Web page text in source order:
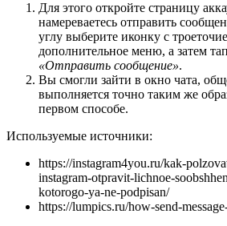
Для этого откройте страницу
намереваетесь отправить
углу выберите иконку с
дополнительное меню, а затем
«Отправить сообщение».
Вы смогли зайти в окно чата,
выполняется точно таким же
первом способе.
Используемые источники:
https://instagram4you.ru/kak-
instagram-otpravit-lichnoe-
kotorogo-ya-ne-podpisan/
https://lumpics.ru/how-send-